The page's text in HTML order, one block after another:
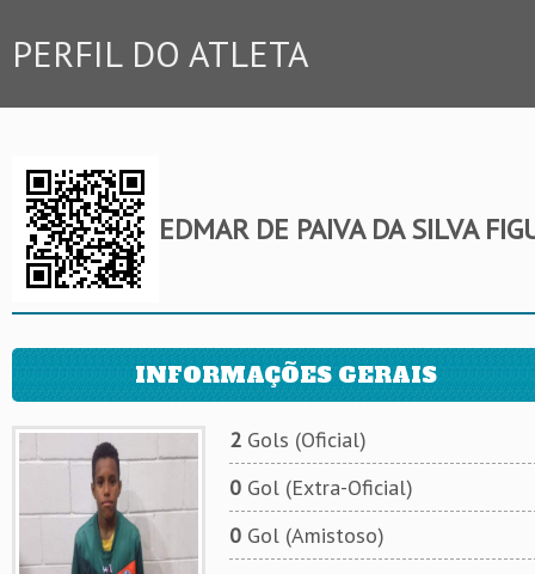
PERFIL DO ATLETA
EDMAR DE PAIVA DA SILVA
INFORMAÇÕES GERAIS
2Gols (Oficial)
0Gol (Extra-Oficial)
0Gol (Amistoso)